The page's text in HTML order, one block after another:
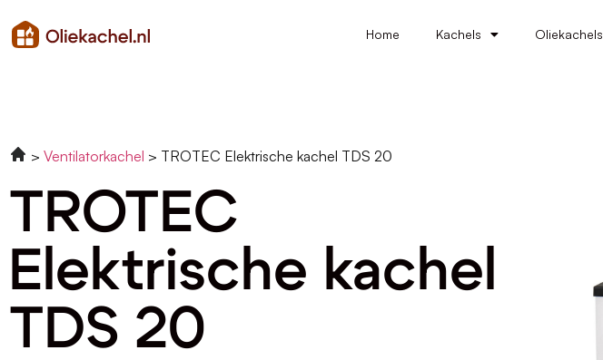
Home Kachels Oliekachels
Ventilatorkachel TROTEC Elektrische kachel TDS 20
TROTEC
Elektrische kachel
TDS 20